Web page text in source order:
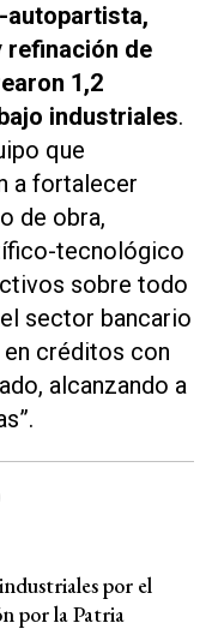
refinación de
1,2
industriales.
que
a fortalecer
de obra,
tecnológico
sobre todo
sector bancario
créditos con
alcanzando a
por el
por la Patria